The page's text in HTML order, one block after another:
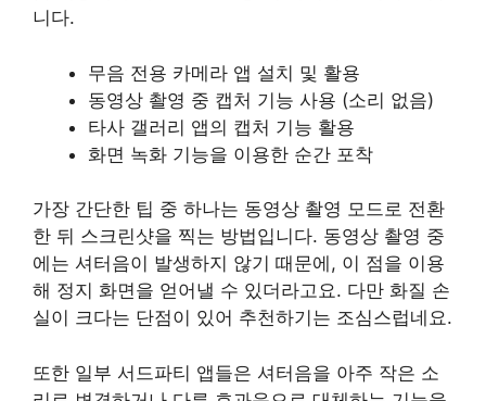
니다.
무음 전용 카메라 앱 설치 및 활용
동영상 촬영 중 캡처 기능 사용 (소리 없음)
타사 갤러리 앱의 캡처 기능 활용
화면 녹화 기능을 이용한 순간 포착
가장 간단한 팁 중 하나는 동영상 촬영 모드로 전환
한 뒤 스크린샷을 찍는 방법입니다. 동영상 촬영 중
에는 셔터음이 발생하지 않기 때문에, 이 점을 이용
해 정지 화면을 얻어낼 수 있더라고요. 다만 화질 손
실이 크다는 단점이 있어 추천하기는 조심스럽네요.
또한 일부 서드파티 앱들은 셔터음을 아주 작은 소